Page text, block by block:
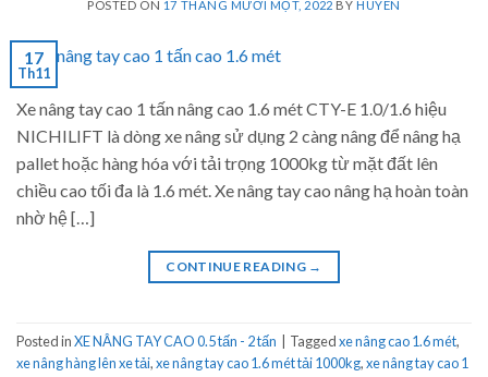
POSTED ON 17 THÁNG MƯỜI MỘT, 2022 BY HUYEN
17
Th11
Xe nâng tay cao 1 tấn nâng cao 1.6 mét CTY-E 1.0/1.6 hiệu
NICHILIFT là dòng xe nâng sử dụng 2 càng nâng để nâng hạ
pallet hoặc hàng hóa với tải trọng 1000kg từ mặt đất lên
chiều cao tối đa là 1.6 mét. Xe nâng tay cao nâng hạ hoàn toàn
nhờ hệ […]
CONTINUE READING →
Posted inXE NÂNG TAY CAO 0.5 tấn - 2 tấn Taggedxe nâng cao 1.6 mét,
xe nâng hàng lên xe tải,xe nâng tay cao 1.6 mét tải 1000kg,xe nâng tay cao 1